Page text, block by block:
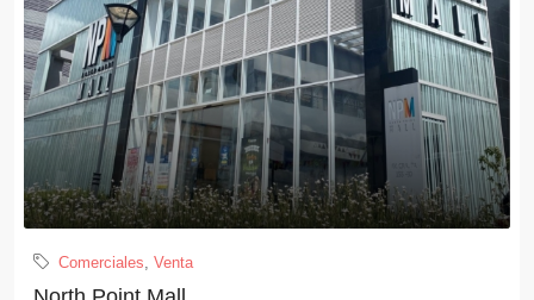
Comerciales, Venta